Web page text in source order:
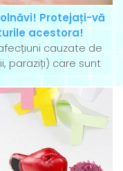
Protejați-vă
acestora!
cauzate de
paraziți) care sunt